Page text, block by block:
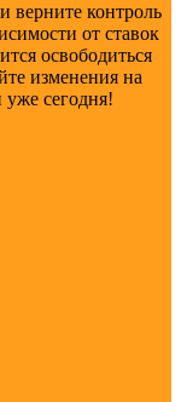
верните контроль
от ставок
освободиться
изменения на
сегодня!